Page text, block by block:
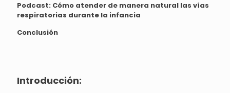
Podcast: Cómo atender de manera natural las vías
respiratorias durante la infancia
Conclusión
Introducción: